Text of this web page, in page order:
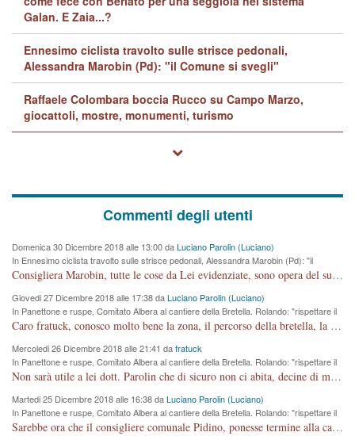
Galan. E Zaia...?
Ennesimo ciclista travolto sulle strisce pedonali,
Alessandra Marobin (Pd): "il Comune si svegli"
Raffaele Colombara boccia Rucco su Campo Marzo,
giocattoli, mostre, monumenti, turismo
Commenti degli utenti
Domenica 30 Dicembre 2018 alle 13:00 daLuciano Parolin (Luciano)
In Ennesimo ciclista travolto sulle strisce pedonali, Alessandra Marobin (Pd): "il
Comune si svegli"
Consigliera Marobin, tutte le cose da Lei evidenziate, sono opera del suo ex Assessore e compagno di Partito Antonio Marco Dalla Pozza Assessore alla "progettazione" di piste ciclabili e altre porcherie. A lui manderei il conto da saldare per incidenti e danni alle persone. E' ora che "finiamola." Avete perso rassegnatevi. qui IL SINDACO RUCCO NON C'ENTRA PER NIENTE. CAPITO!!!!!!!! Amen.
Giovedi 27 Dicembre 2018 alle 17:38 daLuciano Parolin (Luciano)
In Panettone e ruspe, Comitato Albera al cantiere della Bretella. Rolando: "rispettare il
cronoprogramma"
Caro fratuck, conosco molto bene la zona, il percorso della bretella, la situazione dei cittadini, abito in Viale Trento. A partire dal 2003 ho partecipato al Comitato di Maddalene pro bretella, e a riunioni propositive per apportare modifiche al progetto. Numerose mie foto del territorio sono arrivate a Roma, altri miei interventi (non graditi dalla Sx) sono stati pubblicati dal GdV, assieme ad altri come Ciro Asproso, ora favorevole alla bretella. Ho partecipato alla raccolta firme per la chiusura della strada x 5 giorni eseguita dal Sindaco Hullwech per sforamento 180 Micro/g. Pertanto come impegno per la tematica sono apposto con la coscienza. Ora il Progetto è partito, fine! Voglio dire che la nuova Giunta "comunale" non c'entra più. L'opera sarà "malauguratamente" eseguita, ma non con il mio placet. Il Consigliere Comunale dovrebbe capire che la campagna elettorale è finita, con buona pace di tutti. Quello che invece dovrebbe interessare è la proprietà della strada, dall'uscita autostradale Ovest, sino alla Rotatoria dell'Albara, vi sono tre possessori: Autostrade SpA; La Provincia, il Comune. Come la mettiamo per il futuro ? I costi, da 50 sono saliti a 100 milioni di € come dire 20 milioni a KM (!) da non credere. Comunque si farà. Ma nessuno canti Vittoria, anzi meglio non farne un ulteriore fatto "partitico" per questioni elettorali o di seggio. Se mi manda la sua mail, sono disponibile ad inviare i documenti e le foto sopra descritte. Con ossequi, Luciano Parolin
Mercoledi 26 Dicembre 2018 alle 21:41 dafratuck
In Panettone e ruspe, Comitato Albera al cantiere della Bretella. Rolando: "rispettare il
cronoprogramma"
Non sarà utile a lei dott. Parolin che di sicuro non ci abita, decine di migliaia di TIR, automobili e padroncini che passano quotidianamente per una strada appena rotabile, non è più possibile stendere i panni, attraversare la strada senza rischiare la morte, le case stanno crepando, i tempi sono cambiati e la bretella non passerà assolutamente per maddalene (ma cosa sta a dire?!), dia invece responsabilità a chi ha costruito tagliando la strada che doveva invece terminare a isola vicentina e non al moracchino lasciando Motta di Costabissara ancora in panne di traffico. I tempi sono cambiati dottore e se l'anagrafe della vita stagna nell'essere umano impressioni conservatrici, la società non le considera perchè va avanti, si industrializza e ha bisogno di infrastrutture e di sviluppo. Ultima considerazione, se è geloso di Rolando perchè vede in lui solo campagne politiche mentre si difendono i SOLI diritti dei cittadini, la preghiamo faccia considerazioni più appropriate. Saluti e complimenti per i suoi scritti.
Martedi 25 Dicembre 2018 alle 16:38 daLuciano Parolin (Luciano)
In Panettone e ruspe, Comitato Albera al cantiere della Bretella. Rolando: "rispettare il
cronoprogramma"
Sarebbe ora che il consigliere comunale Pidino, ponesse termine alla campagna elettorale nel territorio del suo seggio Villaggio del Sole. La tiraca è iniziata, distruggerà 6 km di prateria ovest della città, ricca di fonti e sorgenti d'acqua. I cittadini di Maddalene non avranno più Pace la notte. Molta colpa per la costruzione di questa Strada è proprio del signor Rolando,dei suoi gazebo mobili e che vuol far passare questa opera VANDALICA come progetto "utile" a chi ? Non è cosa seria sig. Rolando!